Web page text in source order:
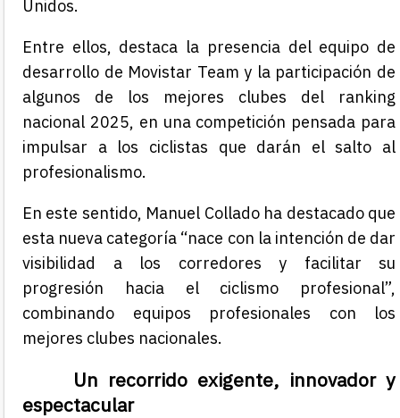
Unidos.
Entre ellos, destaca la presencia del equipo de
desarrollo de Movistar Team y la participación de
algunos de los mejores clubes del ranking
nacional 2025, en una competición pensada para
impulsar a los ciclistas que darán el salto al
profesionalismo.
En este sentido, Manuel Collado ha destacado que
esta nueva categoría “nace con la intención de dar
visibilidad a los corredores y facilitar su
progresión hacia el ciclismo profesional”,
combinando equipos profesionales con los
mejores clubes nacionales.
Un recorrido exigente, innovador y
espectacular